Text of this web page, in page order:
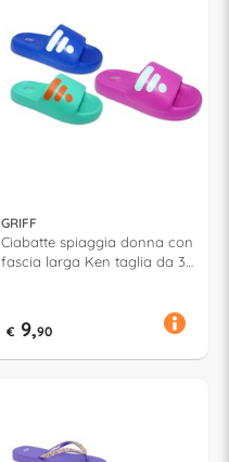
GRIFF
Ciabatte spiaggia donna con
fascia larga Ken taglia da 36
€ 9,90